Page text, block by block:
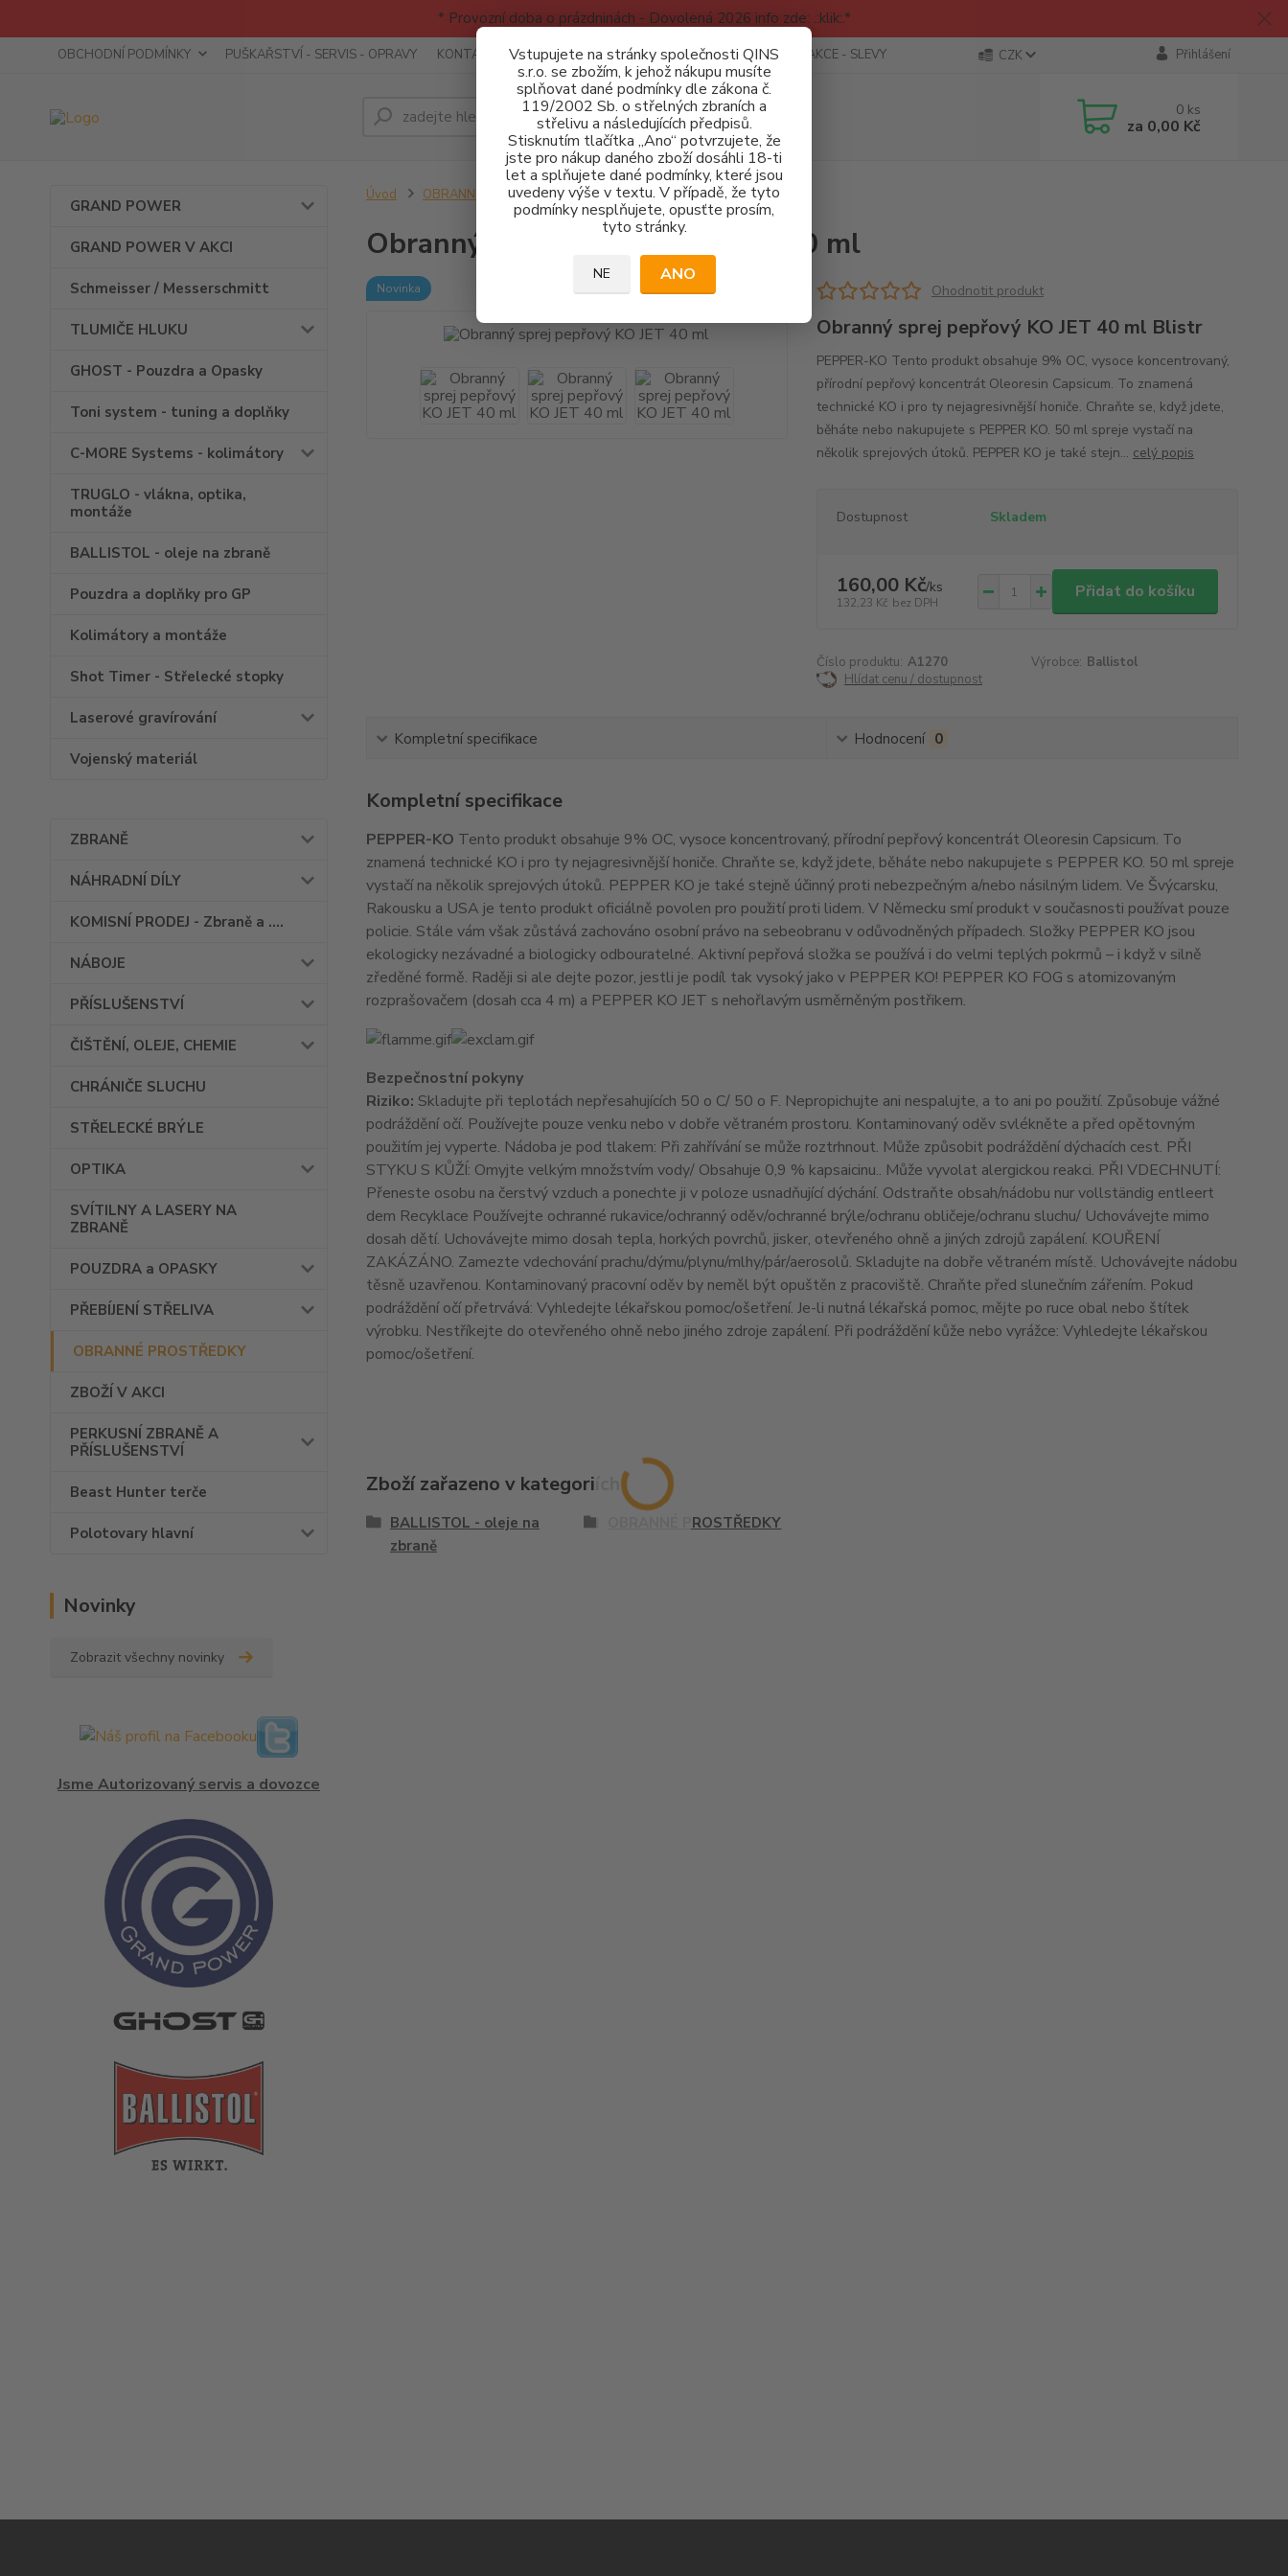
* Provozní doba o prázdninách - Dovolená 2026 info zde: .:klik:.*
Vstupujete na stránky společnosti QINS
s.r.o. se zbožím, k jehož nákupu musíte
splňovat dané podmínky dle zákona č.
119/2002 Sb. o střelných zbraních a
střelivu a následujících předpisů.
Stisknutím tlačítka „Ano“ potvrzujete, že
jste pro nákup daného zboží dosáhli 18-ti
let a splňujete dané podmínky, které jsou
uvedeny výše v textu. V případě, že tyto
podmínky nesplňujete, opusťte prosím,
tyto stránky.
NE ANO
OBCHODNÍ PODMÍNKY PUŠKAŘSTVÍ - SERVIS - OPRAVY KONTAKTY RECENZE - INFO SPORTOVNÍ AKCE AKCE - SLEVY CZK Přihlášení
Hledat 0 ks
za 0,00 Kč
GRAND POWER
GRAND POWER V AKCI
Schmeisser / Messerschmitt
TLUMIČE HLUKU
GHOST - Pouzdra a Opasky
Toni system - tuning a doplňky
C-MORE Systems - kolimátory
TRUGLO - vlákna, optika,
montáže
BALLISTOL - oleje na zbraně
Pouzdra a doplňky pro GP
Kolimátory a montáže
Shot Timer - Střelecké stopky
Laserové gravírování
Vojenský materiál
ZBRANĚ
NÁHRADNÍ DÍLY
KOMISNÍ PRODEJ - Zbraně a ....
NÁBOJE
PŘÍSLUŠENSTVÍ
ČIŠTĚNÍ, OLEJE, CHEMIE
CHRÁNIČE SLUCHU
STŘELECKÉ BRÝLE
OPTIKA
SVÍTILNY A LASERY NA
ZBRANĚ
POUZDRA a OPASKY
PŘEBÍJENÍ STŘELIVA
OBRANNÉ PROSTŘEDKY
ZBOŽÍ V AKCI
PERKUSNÍ ZBRANĚ A
PŘÍSLUŠENSTVÍ
Beast Hunter terče
Polotovary hlavní
Novinky
Zobrazit všechny novinky
Jsme Autorizovaný servis a dovozce
Úvod OBRANNÉ PROSTŘEDKY Obranný sprej pepřový KO JET 40 ml
Obranný sprej pepřový KO JET 40 ml
Novinka Ohodnotit produkt
Obranný sprej pepřový KO JET 40 ml Blistr
PEPPER-KO Tento produkt obsahuje 9% OC, vysoce koncentrovaný,
přírodní pepřový koncentrát Oleoresin Capsicum. To znamená
technické KO i pro ty nejagresivnější honiče. Chraňte se, když jdete,
běháte nebo nakupujete s PEPPER KO. 50 ml spreje vystačí na
několik sprejových útoků. PEPPER KO je také stejn... celý popis
Dostupnost Skladem
160,00 Kč/ks
132,23 Kč bez DPH
Přidat do košíku
Číslo produktu: A1270 Výrobce: Ballistol
Hlídat cenu / dostupnost
Kompletní specifikace Hodnocení 0
Kompletní specifikace
PEPPER-KO Tento produkt obsahuje 9% OC, vysoce koncentrovaný, přírodní pepřový koncentrát Oleoresin Capsicum. To
znamená technické KO i pro ty nejagresivnější honiče. Chraňte se, když jdete, běháte nebo nakupujete s PEPPER KO. 50 ml spreje
vystačí na několik sprejových útoků. PEPPER KO je také stejně účinný proti nebezpečným a/nebo násilným lidem. Ve Švýcarsku,
Rakousku a USA je tento produkt oficiálně povolen pro použití proti lidem. V Německu smí produkt v současnosti používat pouze
policie. Stále vám však zůstává zachováno osobní právo na sebeobranu v odůvodněných případech. Složky PEPPER KO jsou
ekologicky nezávadné a biologicky odbouratelné. Aktivní pepřová složka se používá i do velmi teplých pokrmů – i když v silně
zředěné formě. Raději si ale dejte pozor, jestli je podíl tak vysoký jako v PEPPER KO! PEPPER KO FOG s atomizovaným
rozprašovačem (dosah cca 4 m) a PEPPER KO JET s nehořlavým usměrněným postřikem.
Bezpečnostní pokyny
Riziko: Skladujte při teplotách nepřesahujících 50 o C/ 50 o F. Nepropichujte ani nespalujte, a to ani po použití. Způsobuje vážné
podráždění očí. Používejte pouze venku nebo v dobře větraném prostoru. Kontaminovaný oděv svlékněte a před opětovným
použitím jej vyperte. Nádoba je pod tlakem: Při zahřívání se může roztrhnout. Může způsobit podráždění dýchacích cest. PŘI
STYKU S KŮŽÍ: Omyjte velkým množstvím vody/ Obsahuje 0,9 % kapsaicinu.. Může vyvolat alergickou reakci. PŘI VDECHNUTÍ:
Přeneste osobu na čerstvý vzduch a ponechte ji v poloze usnadňující dýchání. Odstraňte obsah/nádobu nur vollständig entleert
dem Recyklace Používejte ochranné rukavice/ochranný oděv/ochranné brýle/ochranu obličeje/ochranu sluchu/ Uchovávejte mimo
dosah dětí. Uchovávejte mimo dosah tepla, horkých povrchů, jisker, otevřeného ohně a jiných zdrojů zapálení. KOUŘENÍ
ZAKÁZÁNO. Zamezte vdechování prachu/dýmu/plynu/mlhy/pár/aerosolů. Skladujte na dobře větraném místě. Uchovávejte nádobu
těsně uzavřenou. Kontaminovaný pracovní oděv by neměl být opuštěn z pracoviště. Chraňte před slunečním zářením. Pokud
podráždění očí přetrvává: Vyhledejte lékařskou pomoc/ošetření. Je-li nutná lékařská pomoc, mějte po ruce obal nebo štítek
výrobku. Nestříkejte do otevřeného ohně nebo jiného zdroje zapálení. Při podráždění kůže nebo vyrážce: Vyhledejte lékařskou
pomoc/ošetření.
Zboží zařazeno v kategoriích
BALLISTOL - oleje na
zbraně
OBRANNÉ PROSTŘEDKY